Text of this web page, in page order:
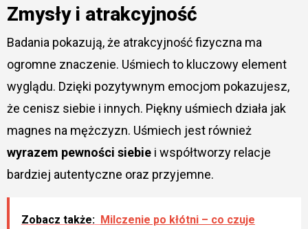
Zmysły i atrakcyjność
Badania pokazują, że atrakcyjność fizyczna ma
ogromne znaczenie. Uśmiech to kluczowy element
wyglądu. Dzięki pozytywnym emocjom pokazujesz,
że cenisz siebie i innych. Piękny uśmiech działa jak
magnes na mężczyzn. Uśmiech jest również
wyrazem pewności siebiei współtworzy relacje
bardziej autentyczne oraz przyjemne.
Zobacz także: Milczenie po kłótni – co czuje